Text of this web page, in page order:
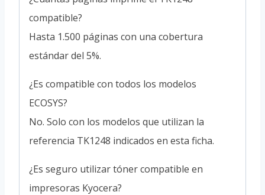
compatible?
Hasta 1.500 páginas con una cobertura
estándar del 5%.
¿Es compatible con todos los modelos
ECOSYS?
No. Solo con los modelos que utilizan la
referencia TK1248 indicados en esta ficha.
¿Es seguro utilizar tóner compatible en
impresoras Kyocera?